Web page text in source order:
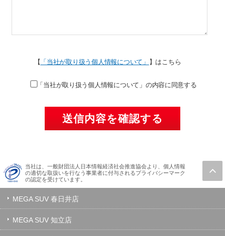
【 「当社が取り扱う個人情報について」 】はこちら
「当社が取り扱う個人情報について」の内容に同意する
当社は、一般財団法人日本情報経済社会推進協会より、個人情報
の適切な取扱いを行なう事業者に付与されるプライバシーマーク
の認定を受けています。
MEGA SUV 春日井店
MEGA SUV 知立店